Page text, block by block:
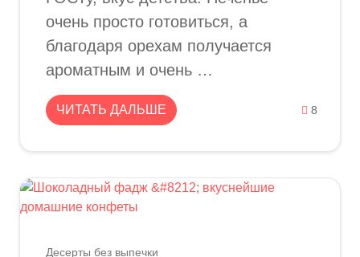
очень просто готовиться, а
благодаря орехам получается
ароматным и очень …
ЧИТАТЬ ДАЛЬШЕ 8
Десерты без выпечки